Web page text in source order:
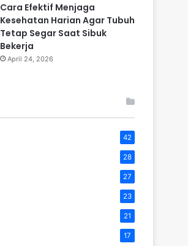
Cara Efektif Menjaga
Kesehatan Harian Agar Tubuh
Tetap Segar Saat Sibuk
Bekerja
April 24, 2026
42
28
27
23
21
17